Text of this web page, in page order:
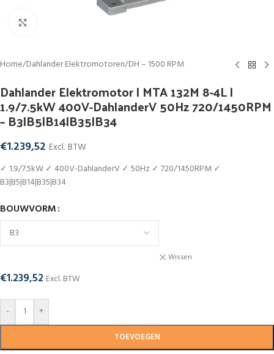
Home/Dahlander Elektromotoren/DH – 1500 RPM
Dahlander Elektromotor | MTA 132M 8-4L |
1.9/7.5kW 400V-DahlanderV 50Hz 720/1450RPM
– B3|B5|B14|B35|B34
€1.239,52 Excl. BTW
✓ 1.9/7.5kW ✓ 400V-DahlanderV ✓ 50Hz ✓ 720/1450RPM ✓
B3|B5|B14|B35|B34
BOUWVORM
Wissen
€1.239,52 Excl. BTW
- +
TOEVOEGEN